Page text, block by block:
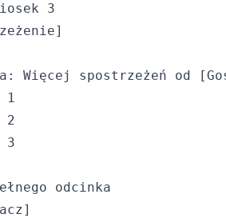
3
Więcej spostrzeżeń od
1
2
3
odcinka